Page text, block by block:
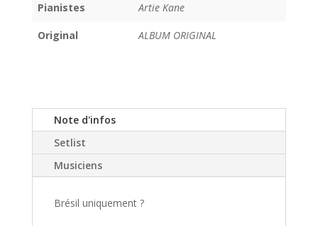
Pianistes Artie Kane
Original ALBUM ORIGINAL
Note d'infos
Setlist
Musiciens
Brésil uniquement ?